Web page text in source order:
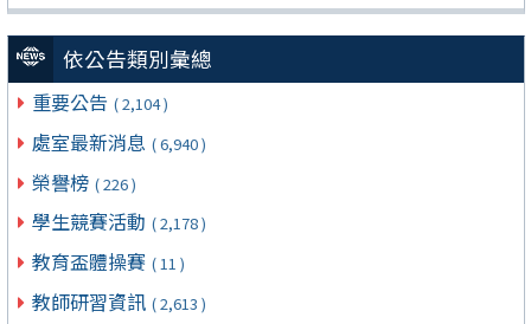
依公告類別彙總
重要公告 ( 2,104 )
處室最新消息 ( 6,940 )
榮譽榜 ( 226 )
學生競賽活動 ( 2,178 )
教育盃體操賽 ( 11 )
教師研習資訊 ( 2,613 )